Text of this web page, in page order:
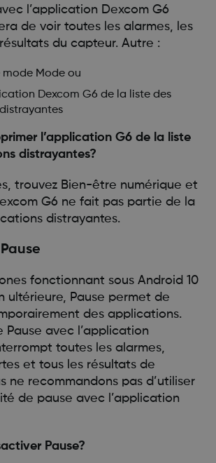
l’application Dexcom G6
de voir toutes les alarmes, les
du capteur. Autre :
mode Mode ou
Dexcom G6 de la liste des
l’application G6 de la liste
distrayantes?
trouvez Bien-être numérique et
G6 ne fait pas partie de la
distrayantes.
fonctionnant sous Android 10
ultérieure, Pause permet de
des applications.
Pause avec l’application
toutes les alarmes,
et tous les résultats de
ne recommandons pas d’utiliser
de pause avec l’application
Pause?